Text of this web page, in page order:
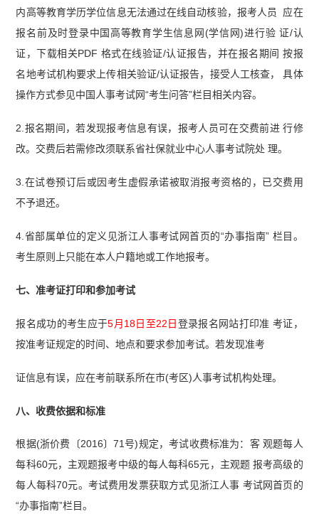
内高等教育学历学位信息无法通过在线自动核验，报考人员 应在
报名前及时登录中国高等教育学生信息网(学信网)进行验 证/认
证，下载相关PDF 格式在线验证/认证报告，并在报名期间 按报
名地考试机构要求上传相关验证/认证报告，接受人工核查， 具体
操作方式参见中国人事考试网“考生问答”栏目相关内容。
2.报名期间，若发现报考信息有误，报考人员可在交费前进 行修
改。交费后若需修改须联系省社保就业中心人事考试院处 理。
3.在试卷预订后或因考生虚假承诺被取消报考资格的，已交费用
不予退还。
4.省部属单位的定义见浙江人事考试网首页的“办事指南” 栏目。
考生原则上只能在本人户籍地或工作地报考。
七、准考证打印和参加考试
报名成功的考生应于5月18日至22日 登录报名网站打印准 考证，
按准考证规定的时间、地点和要求参加考试。若发现准考
证信息有误，应在考前联系所在市(考区)人事考试机构处理。
八、收费依据和标准
根据(浙价费〔2016〕71号)规定，考试收费标准为：客 观题每人
每科60元，主观题报考中级的每人每科65元，主观题 报考高级的
每人每科70元。考试费用发票获取方式见浙江人事 考试网首页的
“办事指南”栏目。